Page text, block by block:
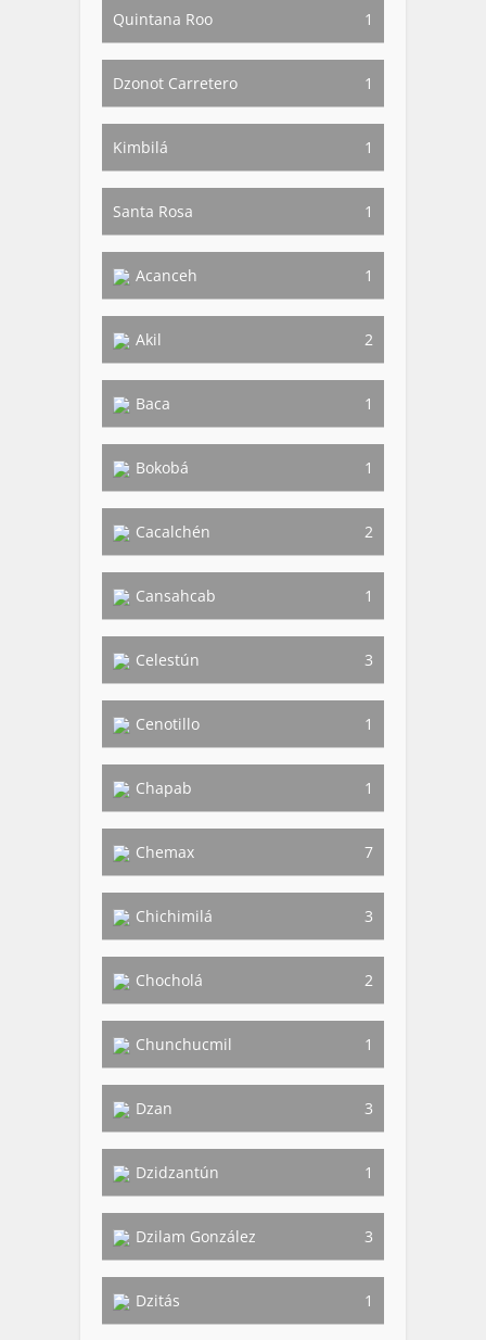
Quintana Roo 1
Dzonot Carretero 1
Kimbilá 1
Santa Rosa 1
Acanceh 1
Akil 2
Baca 1
Bokobá 1
Cacalchén 2
Cansahcab 1
Celestún 3
Cenotillo 1
Chapab 1
Chemax 7
Chichimilá 3
Chocholá 2
Chunchucmil 1
Dzan 3
Dzidzantún 1
Dzilam González 3
Dzitás 1